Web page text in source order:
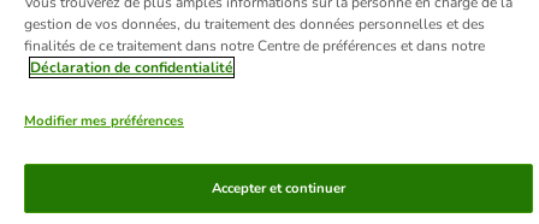
gestion de vos données, du traitement des données personnelles et des
finalités de ce traitement dans notre Centre de préférences et dans notre
Déclaration de confidentialité
Modifier mes préférences
Accepter et continuer